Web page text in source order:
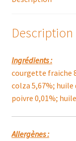
Description
Ingrédients :
courgette fraiche
colza 5,67%; huile
poivre 0,01%;
Allergènes :